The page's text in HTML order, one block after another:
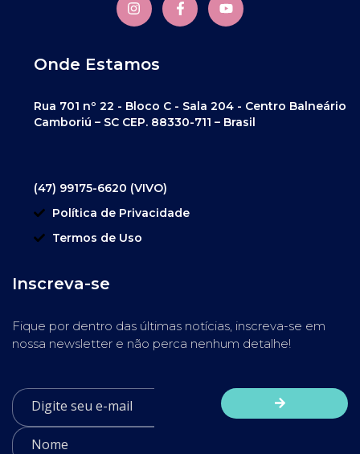
Onde Estamos
Rua 701 nº 22 - Bloco C - Sala 204 - Centro Balneário
Camboriú – SC CEP. 88330-711 – Brasil
(47) 99175-6620 (VIVO)
Política de Privacidade
Termos de Uso
Inscreva-se
Fique por dentro das últimas notícias, inscreva-se em
nossa newsletter e não perca nenhum detalhe!